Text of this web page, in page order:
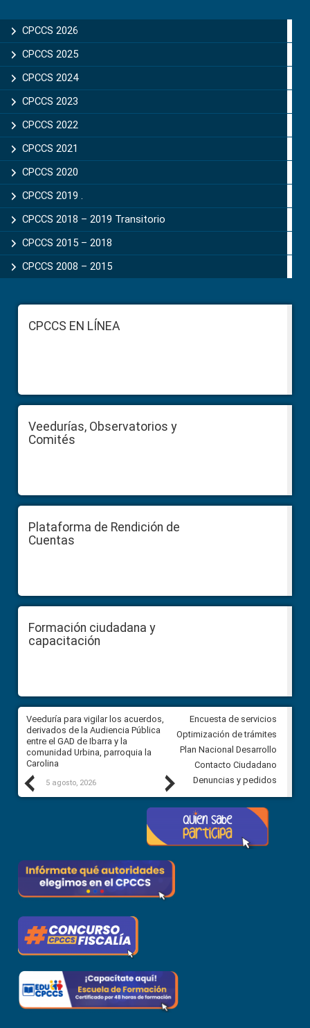
Sidebar
CPCCS 2026
CPCCS 2025
CPCCS 2024
CPCCS 2023
CPCCS 2022
CPCCS 2021
CPCCS 2020
CPCCS 2019 .
CPCCS 2018 – 2019 Transitorio
CPCCS 2015 – 2018
CPCCS 2008 – 2015
FooterCPCCS EN LÍNEA
Veedurías, Observatorios y
Comités
Plataforma de Rendición de
Cuentas
Formación ciudadana y
capacitación
Previous
Veeduría para vigilar los acuerdos,
derivados de la Audiencia Pública
entre el GAD de Ibarra y la
comunidad Urbina, parroquia la
Carolina
5 agosto, 2026
CPCCS convoca a Veeduría
Ciudadana para vigilar el
5 agosto, 2026
Next
Encuesta de servicios
Optimización de trámites
Plan Nacional Desarrollo
Contacto Ciudadano
Denuncias y pedidos